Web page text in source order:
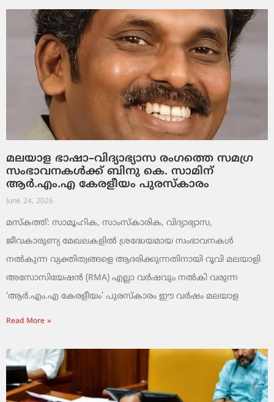
മലയാള ഭാഷാ–വിദ്യാഭ്യാസ രംഗത്തെ സമഗ്ര
സംഭാവനകൾക്ക് ബിനു കെ. സാമിന്
ആർ.എം.എ കേരളീയം പുരസ്‌കാരം
June 24, 2026
മസ്കത്ത്: സാമൂഹിക, സാംസ്‌കാരിക, വിദ്യാഭ്യാസ,
ജീവകാരുണ്യ മേഖലകളിൽ ശ്രദ്ധേയമായ സംഭാവനകൾ
നൽകുന്ന വ്യക്തിത്വങ്ങളെ ആദരിക്കുന്നതിനായി റൂവി മലയാളി
അസോസിയേഷൻ (RMA) എല്ലാ വർഷവും നൽകി വരുന്ന
‘ആർ.എം.എ കേരളീയം’ പുരസ്‌കാരം ഈ വർഷം മലയാള
Read More »